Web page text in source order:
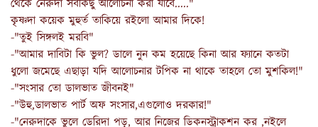
থেকে নেরুদা সবকিছু আলোচনা করা যাবে....."
কৃষ্ণদা কয়েক মুহুর্ত তাকিয়ে রইলো আমার দিকে!
-"তুই সিঙ্গলই মরবি"
-"আমার দাবিটা কি ভুল? ডালে নুন কম হয়েছে কিনা আর ফ্যানে কতটা
ধুলো জমেছে এছাড়া যদি আলোচনার টপিক না থাকে তাহলে তো মুশকিল!"
-"সংসার তো ডালভাত জীবনই"
-"উহু,ডালভাত পার্ট অফ সংসার,এগুলোও দরকার!"
-"নেরুদাকে ভুলে ডেরিদা পড়, আর নিজের ডিকনস্ট্রাকশন কর ,নইলে